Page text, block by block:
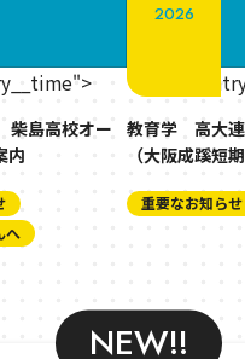
柴島高校オー
内
へ
2026
"
教育学 高大
（大阪成蹊短
重要なお知らせ
NEW!!